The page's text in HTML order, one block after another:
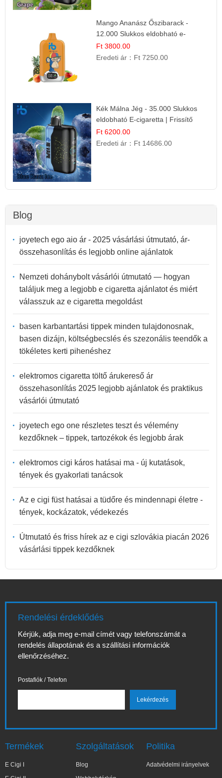
Mango Ananász Őszibarack -
12.000 Slukkos eldobható e-
Cigaretta
Ft 3800.00
Eredeti ár： Ft 7250.00
Kék Málna Jég - 35.000 Slukkos
eldobható E-cigaretta | Frissítő
Ízélmény
Ft 6200.00
Eredeti ár： Ft 14686.00
Blog
joyetech ego aio ár - 2025 vásárlási útmutató, ár-
összehasonlítás és legjobb online ajánlatok
Nemzeti dohánybolt vásárlói útmutató — hogyan
találjuk meg a legjobb e cigaretta ajánlatot és miért
válasszuk az e cigaretta megoldást
basen karbantartási tippek minden tulajdonosnak,
basen dizájn, költségbecslés és szezonális teendők a
tökéletes kerti pihenéshez
elektromos cigaretta töltő árukereső ár
összehasonlítás 2025 legjobb ajánlatok és praktikus
vásárlói útmutató
joyetech ego one részletes teszt és vélemény
kezdőknek – tippek, tartozékok és legjobb árak
elektromos cigi káros hatásai ma - új kutatások,
tények és gyakorlati tanácsok
Az e cigi füst hatásai a tüdőre és mindennapi életre -
tények, kockázatok, védekezés
Útmutató és friss hírek az e cigi szlovákia piacán 2026
vásárlási tippek kezdőknek
Rendelési érdeklődés
Kérjük, adja meg e-mail címét vagy telefonszámát a
rendelés állapotának és a szállítási információk
ellenőrzéséhez.
Postafiók / Telefon
Termékek
E Cigi I
Szolgáltatások
Blog
Politika
Adatvédelmi irányelvek